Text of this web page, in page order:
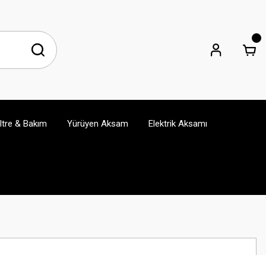
& Bakım Yürüyen Aksam Elektrik Aksamı